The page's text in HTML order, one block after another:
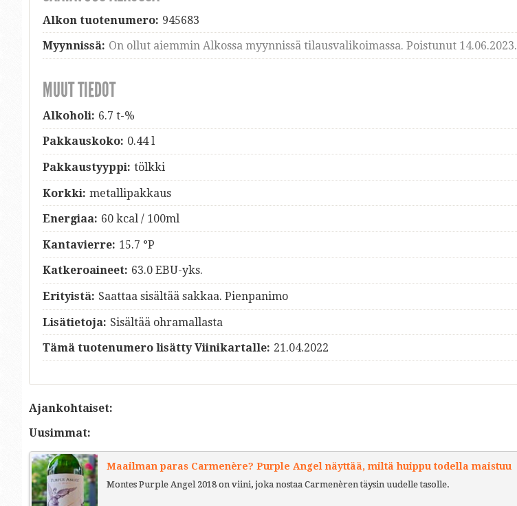
Alkon tuotenumero: 945683
Myynnissä: On ollut aiemmin Alkossa myynnissä tilausvalikoimassa. Poistunut 14.06.2023.
MUUT TIEDOT
Alkoholi: 6.7 t-%
Pakkauskoko: 0.44 l
Pakkaustyyppi: tölkki
Korkki: metallipakkaus
Energiaa: 60 kcal / 100ml
Kantavierre: 15.7 °P
Katkeroaineet: 63.0 EBU-yks.
Erityistä: Saattaa sisältää sakkaa. Pienpanimo
Lisätietoja: Sisältää ohramallasta
Tämä tuotenumero lisätty Viinikartalle: 21.04.2022
Ajankohtaiset:
Uusimmat:
Maailman paras Carmenère? Purple Angel näyttää, miltä huippu todella maistuu
Montes Purple Angel 2018 on viini, joka nostaa Carmenèren täysin uudelle tasolle.